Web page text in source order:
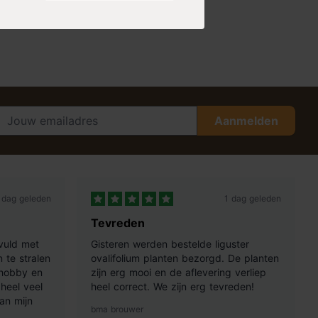
Aanmelden
dag geleden
met
te stralen
en
veel
mijn
1 dag geleden
Tevreden
Gisteren werden bestelde liguster
ovalifolium planten bezorgd. De planten
zijn erg mooi en de aflevering verliep
heel correct. We zijn erg tevreden!
bma brouwer